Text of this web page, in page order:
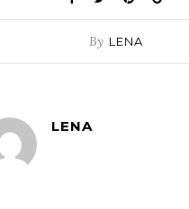
By LENA
LENA